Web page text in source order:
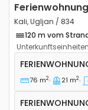
Kali, Ugljan / 834
120 m vom
2-Zimmer-
76 m2 21 m2